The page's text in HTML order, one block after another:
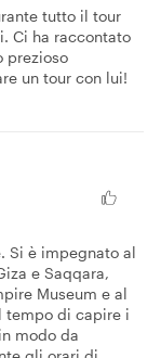
tutto il tour
Ci ha raccontato
prezioso
un tour con lui!
Si è impegnato al
e Saqqara,
Museum e al
tempo di capire i
modo da